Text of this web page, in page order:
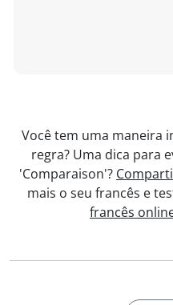
Você tem uma maneira
regra? Uma dica para
'Comparaison'?
mais o seu francês e
francês